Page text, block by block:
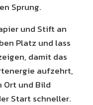
Sprung.
und Stift an
Platz und lass
damit das
aufzehrt,
Ort und Bild
Start schneller.